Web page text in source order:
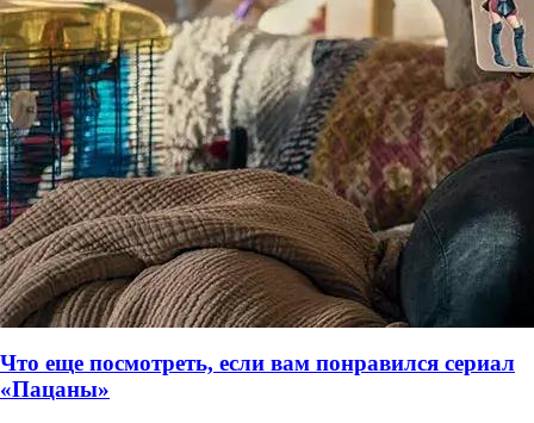
Что еще посмотреть, если вам понравился сериал
«Пацаны»